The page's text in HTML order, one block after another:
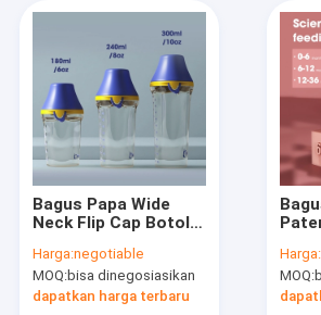
Bagus Papa Wide
Neck Flip Cap Botol
BPA Free
Harga:negotiable
MOQ:bisa dinegosiasikan
dapatkan harga terbaru
Satu
Harga:
MOQ: